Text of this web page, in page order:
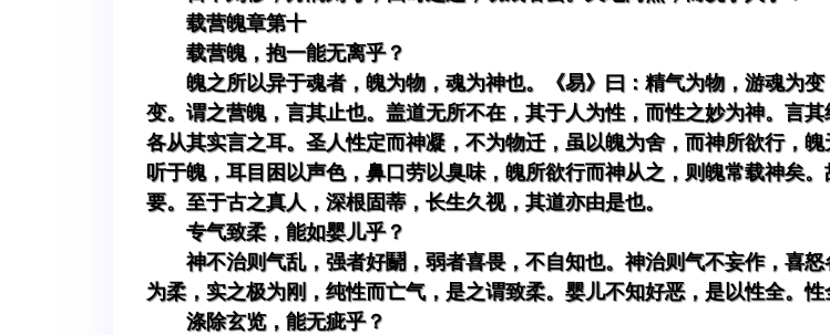
载营魄章第十
载营魄，抱一能无离乎？
魄之所以异于魂者，魄为物，魂为神也。《易》曰：精气为物，游魂为
变。谓之营魄，言其止也。盖道无所不在，其于人为性，而性之妙为神。言
各从其实言之耳。圣人性定而神凝，不为物迁，虽以魄为舍，而神所欲行，
听于魄，耳目困以声色，鼻口劳以臭味，魄所欲行而神从之，则魄常载神矣
要。至于古之真人，深根固蒂，长生久视，其道亦由是也。
专气致柔，能如婴儿乎？
神不治则气乱，强者好鬬，弱者喜畏，不自知也。神治则气不妄作，喜
为柔，实之极为刚，纯性而亡气，是之谓致柔。婴儿不知好恶，是以性全。
涤除玄览，能无疵乎？